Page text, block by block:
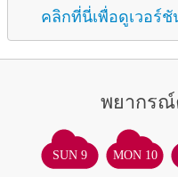
คลิกที่นี่เพื่อดูเวอร์
พยากร
SUN 9 MON 10